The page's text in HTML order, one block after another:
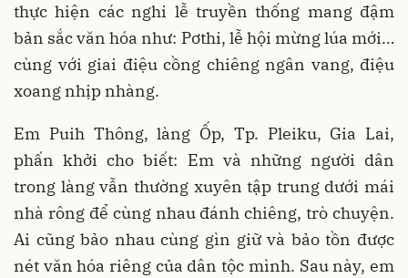
thực hiện các nghi lễ truyền thống mang đậm
bản sắc văn hóa như: Pơthi, lễ hội mừng lúa mới…
cùng với giai điệu cồng chiêng ngân vang, điệu
xoang nhịp nhàng.
Em Puih Thông, làng Ốp, Tp. Pleiku, Gia Lai,
phấn khởi cho biết: Em và những người dân
trong làng vẫn thường xuyên tập trung dưới mái
nhà rông để cùng nhau đánh chiêng, trò chuyện.
Ai cũng bảo nhau cùng gìn giữ và bảo tồn được
nét văn hóa riêng của dân tộc mình. Sau này, em